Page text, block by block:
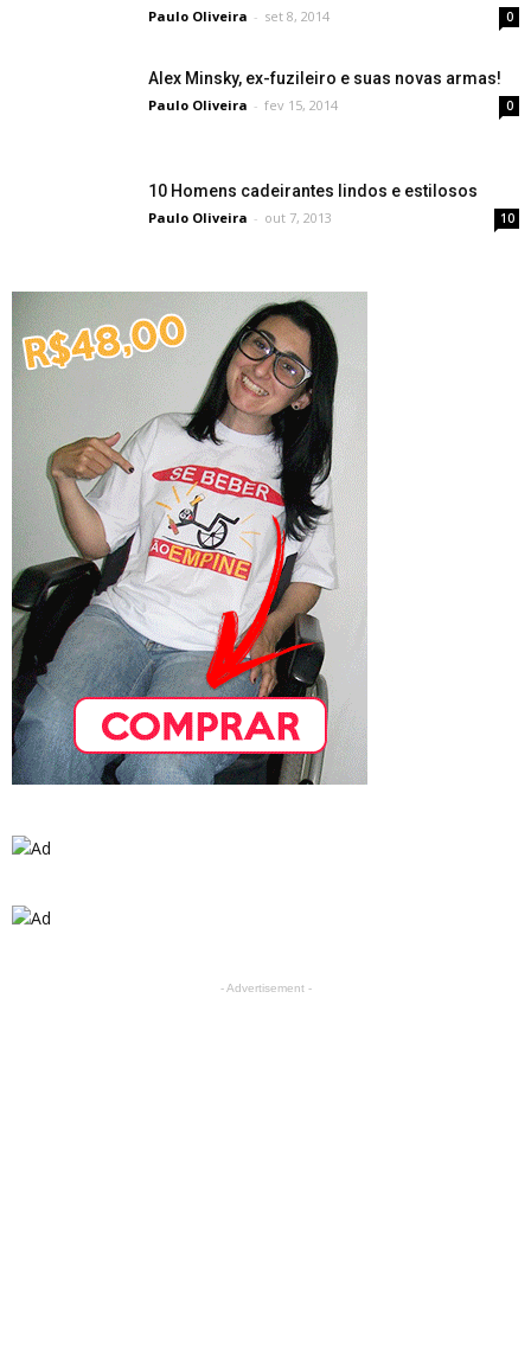
Paulo Oliveira - set 8, 2014 0
Alex Minsky, ex-fuzileiro e suas novas armas!
Paulo Oliveira - fev 15, 2014 0
10 Homens cadeirantes lindos e estilosos
Paulo Oliveira - out 7, 2013 10
- Advertisement -